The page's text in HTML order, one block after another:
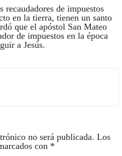
de impuestos
en la tierra, tienen un santo
que el apóstol San Mateo
de impuestos en la época
a Jesús.
no será publicada. Los
con *